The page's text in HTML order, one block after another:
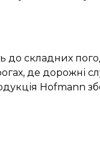
до складних
де дорожні
Hofmann